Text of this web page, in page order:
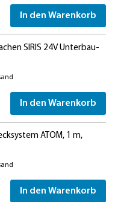
In den Warenkorb
SIRIS 24V Unterbau-
In den Warenkorb
ATOM, 1 m,
In den Warenkorb